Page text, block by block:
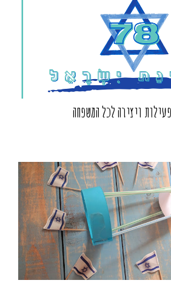
ויצירה לכל המשפחה